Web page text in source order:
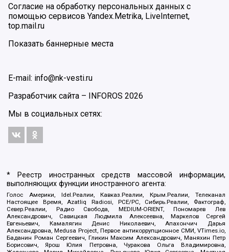
Согласие на обработку персональных данных с
помощью сервисов Yandex.Metrika, LiveInternet,
top.mail.ru
Показать баннерные места
E-mail: info@nk-vesti.ru
Разработчик сайта –
INFOROS 2026
Мы в социальных сетях:
* Реестр иностранных средств массовой информации,
выполняющих функции иностранного агента:
Голос Америки, Idel.Реалии, Кавказ.Реалии, Крым.Реалии, Телеканал
Настоящее Время, Azatliq Radiosi, PCE/PC, Сибирь.Реалии, Фактограф,
Север.Реалии, Радио Свобода, MEDIUM-ORIENT, Пономарев Лев
Александрович, Савицкая Людмила Алексеевна, Маркелов Сергей
Евгеньевич, Камалягин Денис Николаевич, Апахончич Дарья
Александровна, Medusa Project, Первое антикоррупционное СМИ, VTimes.io,
Баданин Роман Сергеевич, Гликин Максим Александрович, Маняхин Петр
Борисович, Ярош Юлия Петровна, Чуракова Ольга Владимировна,